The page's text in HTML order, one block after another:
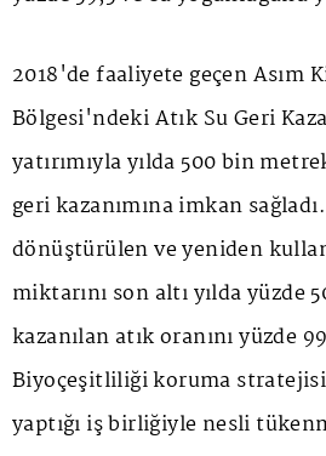
2018'de faaliyete geçen Asım
Bölgesi'ndeki Atık Su Geri
yatırımıyla yılda 500 bin
geri kazanımına imkan
dönüştürülen ve yeniden
miktarını son altı yılda yüzde
kazanılan atık oranını yüzde
Biyoçeşitliliği koruma
yaptığı iş birliğiyle nesli